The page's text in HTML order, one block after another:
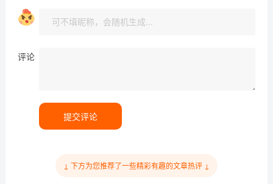
评论
提交评论
↓ 下方为您推荐了一些精彩有趣的文章热评 ↓